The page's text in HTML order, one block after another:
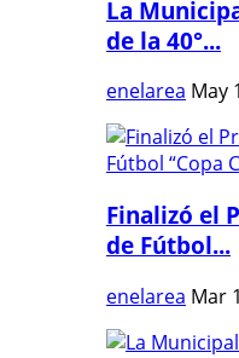
La
de la 40°...
enelarea May
Finalizó el
de Fútbol...
enelarea Mar